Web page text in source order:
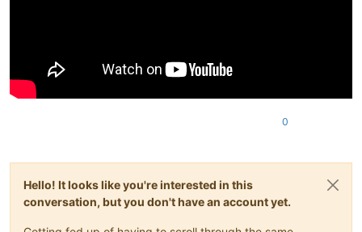
0
Hello! It looks like you're interested in this
conversation, but you don't have an account yet.